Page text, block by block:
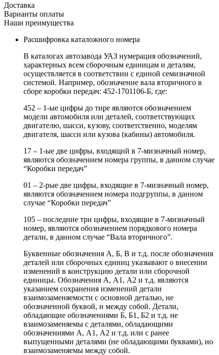
Доставка
Варианты оплаты
Наши преимущества
Расшифровка каталожного номера
В каталогах автозавода УАЗ нумерация обозначений,
характерных всем сборочным единицам и деталям,
осуществляется в соответствии с единой семизначной
системой. Например, обозначение вала вторичного в
сборе коробки передач: 452-1701106-Б, где:
452 – 1-ые цифры до тире являются обозначением
модели автомобиля или деталей, соответствующих
двигателю, шасси, кузову, соответственно, моделям
двигателя, шасси или кузова (кабины) автомобиля.
17 – 1-ые две цифры, входящий в 7-мизначный номер,
являются обозначением номера группы, в данном случае
“Коробки передач”
01 – 2-рые две цифры, входящие в 7-мизначный номер,
являются обозначением номера подгруппы, в данном
случае “Коробки передач”
105 – последние три цифры, входящие в 7-мизначный
номер, являются обозначением порядкового номера
детали, в данном случае “Вала вторичного”.
Буквенные обозначения А, Б, В и т.д. после обозначения
деталей или сборочных единиц указывают о внесении
изменений в конструкцию детали или сборочной
единицы. Обозначения А, А1, А2 и т.д. являются
указанием сохранения изменений детали
взаимозаменяемости с основной деталью, не
обозначенной буквой, и между собой. Детали,
обладающие обозначениями Б, Б1, Б2 и т.д. не
взаимозаменяемы с деталями, обладающими
обозначениями А, А1, А2 и т.д. или с ранее
выпущенными деталями (не обладающими буквами), но
взаимозаменяемы между собой.